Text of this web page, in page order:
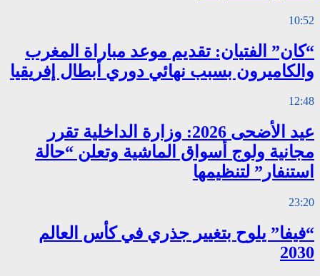
10:52
“كان” الفتيان: تقديم موعد مباراة المغرب
والكاميرون بسبب نهائي دوري أبطال إفريقيا
12:48
عيد الأضحى 2026: وزارة الداخلية تقرر
مجانية ولوج أسواق الماشية وتعلن “حالة
استنفار” لتنظيمها
23:20
“فيفا” يلوح بتغيير جذري في كأس العالم
2030